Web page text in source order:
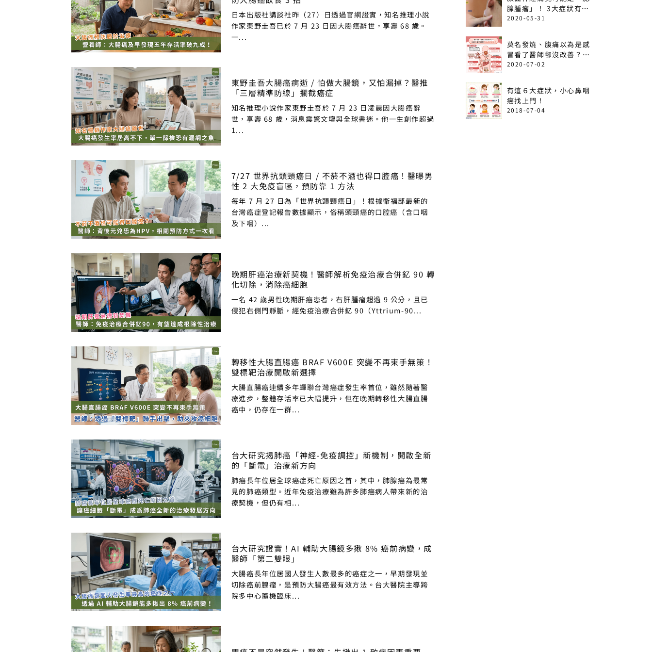
日本出版社講談社昨（27）日透過官網證實，知名推理小說
作家東野圭吾已於 7 月 23 日因大腸癌辭世，享壽 68 歲。
一...
東野圭吾大腸癌病逝 / 怕做大腸鏡，又怕漏掉？醫推
「三層精準防線」攔截癌症
知名推理小說作家東野圭吾於 7 月 23 日凌晨因大腸癌辭
世，享壽 68 歲，消息震驚文壇與全球書迷。他一生創作超過
1...
7/27 世界抗頭頸癌日 / 不菸不酒也得口腔癌！醫曝男
性 2 大免疫盲區，預防靠 1 方法
每年 7 月 27 日為「世界抗頭頸癌日」！根據衛福部最新的
台灣癌症登記報告數據顯示，俗稱頭頸癌的口腔癌（含口咽
及下咽）...
晚期肝癌治療新契機！醫師解析免疫治療合併釔 90 轉
化切除，消除癌細胞
一名 42 歲男性晚期肝癌患者，右肝腫瘤超過 9 公分，且已
侵犯右側門靜脈，經免疫治療合併釔 90（Yttrium-90...
轉移性大腸直腸癌 BRAF V600E 突變不再束手無策！
雙標靶治療開啟新選擇
大腸直腸癌連續多年蟬聯台灣癌症發生率首位，雖然隨著醫
療進步，整體存活率已大幅提升，但在晚期轉移性大腸直腸
癌中，仍存在一群...
台大研究揭肺癌「神經-免疫調控」新機制，開啟全新
的「斷電」治療新方向
肺癌長年位居全球癌症死亡原因之首，其中，肺腺癌為最常
見的肺癌類型。近年免疫治療雖為許多肺癌病人帶來新的治
療契機，但仍有相...
台大研究證實！AI 輔助大腸鏡多揪 8% 癌前病變，成
醫師「第二雙眼」
大腸癌長年位居國人發生人數最多的癌症之一，早期發現並
切除癌前腺瘤，是預防大腸癌最有效方法。台大醫院主導跨
院多中心隨機臨床...
腺腫瘤」！ 3大症狀有癌
變可能
2020-05-31
莫名發燒、腹痛以為是感
冒看了醫師卻沒改善？出
現這6情形恐是急性白血
2020-07-02
有這６大症狀，小心鼻咽
癌找上門！
2018-07-04